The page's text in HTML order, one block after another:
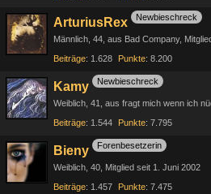
ArturiusRex Newbieschreck
Männlich 44 aus Bad Company
Beiträge 1.628 Punkte 8.200
Kamy Newbieschreck
Weiblich 41 aus fragt mich wenn ich
Beiträge 1.544 Punkte 7.795
Bieny Forenbesetzerin
Weiblich 40 Mitglied seit 1. Juni 2002
Beiträge 1.457 Punkte 7.475